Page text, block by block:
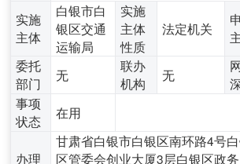
实施
主体
白银市白
银区交通
运输局
实施
主体
性质
法定机关
委托
部门
无
联办
机构
无
事项
状态
在用
办理
甘肃省白银市白银区南环路4号
区管委会创业大厦3层白银区政